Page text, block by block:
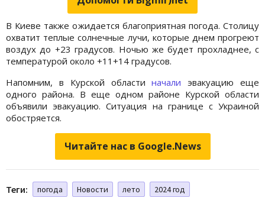
В Киеве также ожидается благоприятная погода. Столицу
охватит теплые солнечные лучи, которые днем прогреют
воздух до +23 градусов. Ночью же будет прохладнее, с
температурой около +11+14 градусов.
Напомним, в Курской областиначали эвакуацию еще
одного района. В еще одном районе Курской области
объявили эвакуацию. Ситуация на границе с Украиной
обостряется.
Читайте нас в Google.News
Теги: погода Новости лето 2024 год